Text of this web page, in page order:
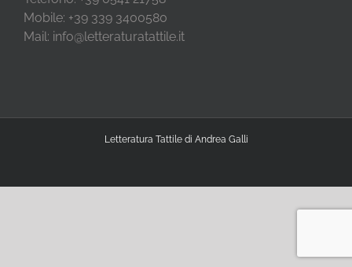
Mobile: +39 339 3400580
Mail: info@letteraturatattile.it
Letteratura Tattile di Andrea Galli